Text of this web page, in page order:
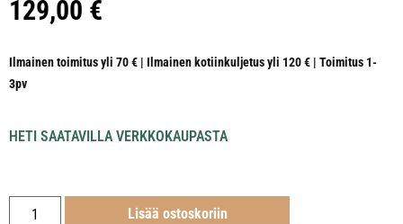
129,00 €
Ilmainen toimitus yli 70 € | Ilmainen kotiinkuljetus yli 120 € | Toimitus 1-
3pv
HETI SAATAVILLA VERKKOKAUPASTA
Lisää ostoskoriin